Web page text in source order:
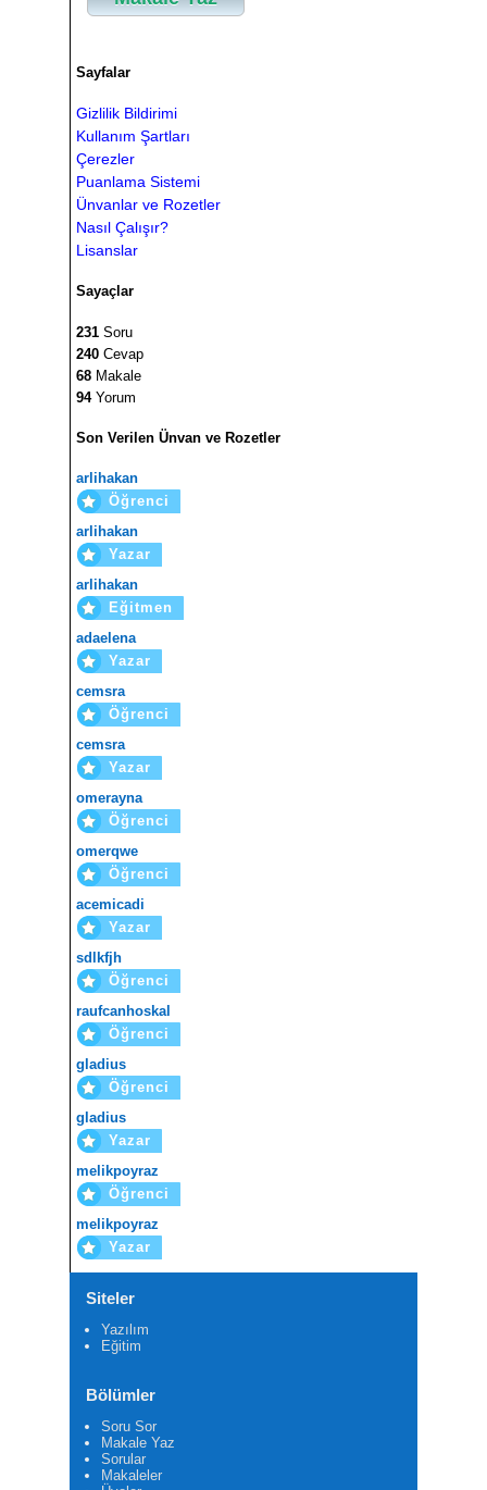
Sayfalar
Gizlilik Bildirimi
Kullanım Şartları
Çerezler
Puanlama Sistemi
Ünvanlar ve Rozetler
Nasıl Çalışır?
Lisanslar
Sayaçlar
231 Soru
240 Cevap
68 Makale
94Yorum
Son Verilen Ünvan ve Rozetler
arlihakan
Öğrenci
arlihakan
Yazar
arlihakan
Eğitmen
adaelena
Yazar
cemsra
Öğrenci
cemsra
Yazar
omerayna
Öğrenci
omerqwe
Öğrenci
acemicadi
Yazar
sdlkfjh
Öğrenci
raufcanhoskal
Öğrenci
gladius
Öğrenci
gladius
Yazar
melikpoyraz
Öğrenci
melikpoyraz
Yazar
Siteler
Yazılım
Eğitim
Bölümler
Soru Sor
Makale Yaz
Sorular
Makaleler